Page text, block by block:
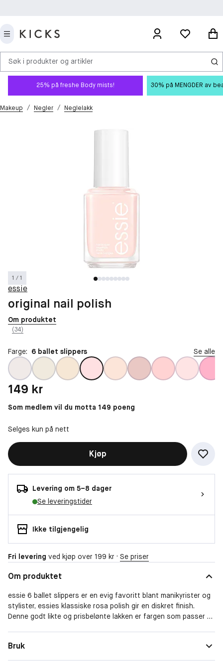
Søk i produkter og artikler
25% på freshe Body mists! 30% på MENGDER av
Makeup / Negler / Neglelakk
1 / 1
essie
original nail polish
Om produktet
(34)
Farge: 6 ballet slippers Se alle
Pris: 149 kr
149 kr
Som medlem vil du motta 149 poeng
Selges kun på nett
Kjøp
Levering om 5–8 dager
Se leveringstider
Ikke tilgjengelig
Fri levering ved kjøp over 199 kr · Se priser
Om produktet
essie 6 ballet slippers er en evig favoritt blant manikyrister og
stylister, essies klassiske rosa polish gir en diskret finish.
Denne godt likte og prisbelønte lakken er fargen som passer til
essie color, er formulert til perfeksjon for å oppnå den rette
nyansen. essies ønske om å gjøre livet mer fargerikt for alle
Bruk